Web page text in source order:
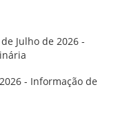
Julho de 2026 -
- Informação de